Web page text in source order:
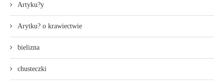
Artyku?y
Arytku? o krawiectwie
bielizna
chusteczki